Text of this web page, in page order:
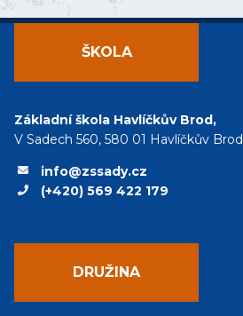
ŠKOLA
Základní škola Havlíčkův Brod,
V Sadech 560, 580 01 Havlíčkův Brod
info@zssady.cz
(+420) 569 422 179
DRUŽINA